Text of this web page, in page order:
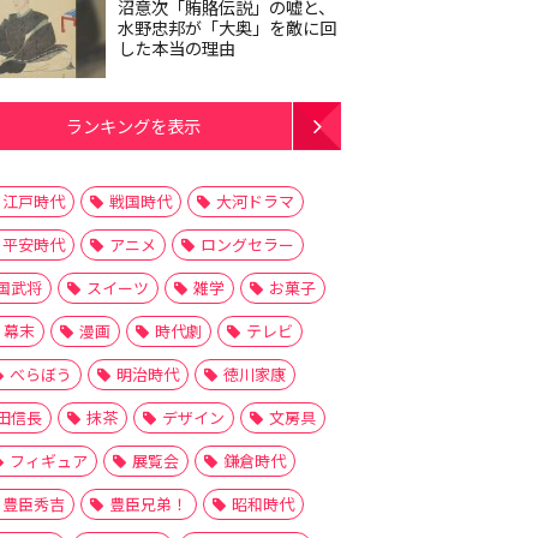
沼意次「賄賂伝説」の嘘と、
水野忠邦が「大奥」を敵に回
した本当の理由
ランキングを表示
江戸時代 戦国時代
大河ドラマ
平安時代
アニメ
ロングセラー
武将
スイーツ 雑学
お菓子
幕末
漫画 時代劇
テレビ
べらぼう
明治時代
徳川家康
信長
抹茶 デザイン
文房具
フィギュア
展覧会
鎌倉時代
豊臣秀吉
豊臣兄弟！
昭和時代